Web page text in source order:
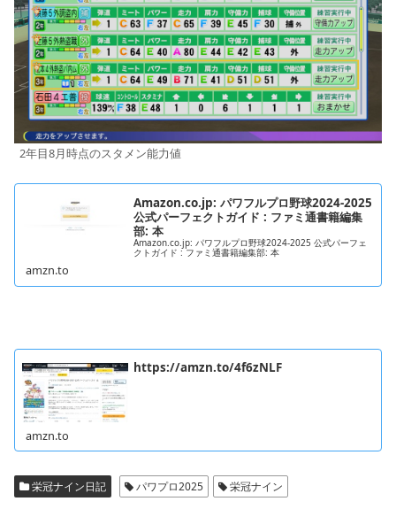
2年目8月時点のスタメン能力値
Amazon.co.jp: パワフルプロ野球2024-2025
公式パーフェクトガイド : ファミ通書籍編集
部: 本
Amazon.co.jp: パワフルプロ野球2024-2025 公式パーフェ
クトガイド : ファミ通書籍編集部: 本
amzn.to
https://amzn.to/4f6zNLF
amzn.to
栄冠ナイン日記 パワプロ2025 栄冠ナイン